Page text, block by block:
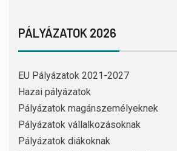
PÁLYÁZATOK 2026
EU Pályázatok 2021-2027
Hazai pályázatok
Pályázatok magánszemélyeknek
Pályázatok vállalkozásoknak
Pályázatok diákoknak